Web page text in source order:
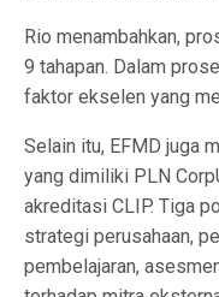
Rio menambahkan,
9 tahapan. Dalam
faktor ekselen yang
Selain itu, EFMD juga
yang dimiliki PLN
akreditasi CLIP. Tiga
strategi perusahaan,
pembelajaran,